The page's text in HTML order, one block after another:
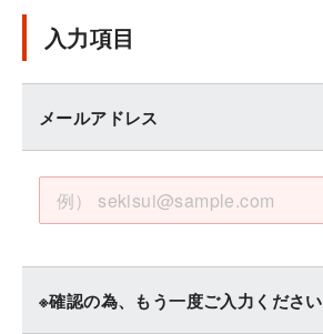
入力項目
メールアドレス
※確認の為、もう一度ご入力ください